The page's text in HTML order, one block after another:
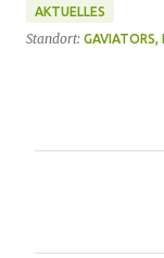
AKTUELLES
Standort: GAVIATORS,